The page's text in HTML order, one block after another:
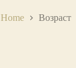
Home Возраст